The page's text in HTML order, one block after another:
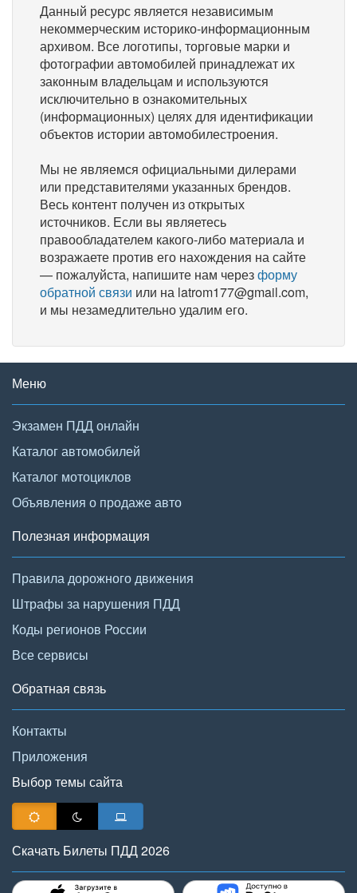
Данный ресурс является независимым
некоммерческим историко-информационным
архивом. Все логотипы, торговые марки и
фотографии автомобилей принадлежат их
законным владельцам и используются
исключительно в ознакомительных
(информационных) целях для идентификации
объектов истории автомобилестроения.
Мы не являемся официальными дилерами
или представителями указанных брендов.
Весь контент получен из открытых
источников. Если вы являетесь
правообладателем какого-либо материала и
возражаете против его нахождения на сайте
— пожалуйста, напишите нам черезформу
обратной связи или на latrom177@gmail.com,
и мы незамедлительно удалим его.
Меню
Экзамен ПДД онлайн
Каталог автомобилей
Каталог мотоциклов
Объявления о продаже авто
Полезная информация
Правила дорожного движения
Штрафы за нарушения ПДД
Коды регионов России
Все сервисы
Обратная связь
Контакты
Приложения
Выбор темы сайта
Скачать Билеты ПДД 2026